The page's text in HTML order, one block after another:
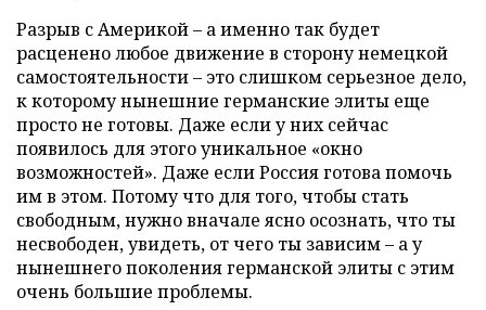
Разрыв с Америкой – а именно так будет
расценено любое движение в сторону немецкой
самостоятельности – это слишком серьезное дело,
к которому нынешние германские элиты еще
просто не готовы. Даже если у них сейчас
появилось для этого уникальное «окно
возможностей». Даже если Россия готова помочь
им в этом. Потому что для того, чтобы стать
свободным, нужно вначале ясно осознать, что ты
несвободен, увидеть, от чего ты зависим – а у
нынешнего поколения германской элиты с этим
очень большие проблемы.